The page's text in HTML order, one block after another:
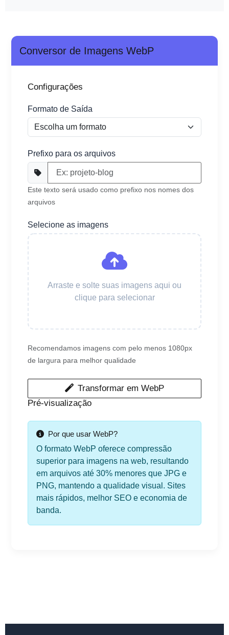
Conversor de Imagens WebP
Configurações
Formato de Saída
Prefixo para os arquivos
Este texto será usado como prefixo nos nomes dos
arquivos
Selecione as imagens
Arraste e solte suas imagens aqui ou
clique para selecionar
Recomendamos imagens com pelo menos 1080px
de largura para melhor qualidade
Transformar em WebP
Pré-visualização
Por que usar WebP?
O formato WebP oferece compressão
superior para imagens na web, resultando
em arquivos até 30% menores que JPG e
PNG, mantendo a qualidade visual. Sites
mais rápidos, melhor SEO e economia de
banda.